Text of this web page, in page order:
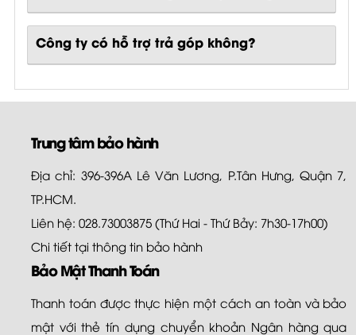
Công ty có hỗ trợ trả góp không?
Trung tâm bảo hành
Địa chỉ: 396-396A Lê Văn Lương, P.Tân Hưng, Quận 7,
TP.HCM.
Liên hệ: 028.73003875 (Thứ Hai - Thứ Bảy: 7h30-17h00)
Chi tiết tại thông tin bảo hành
Bảo Mật Thanh Toán
Thanh toán được thực hiện một cách an toàn và bảo
mật với thẻ tín dụng chuyển khoản Ngân hàng qua